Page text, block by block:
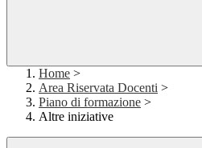
Home >
Area Riservata Docenti >
Piano di formazione >
Altre iniziative